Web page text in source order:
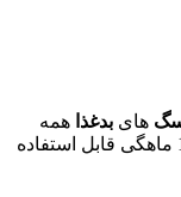
های بدغذا همه
نژادها تولید شده است. این محصول از سن 10 ماهگی قابل استفاده